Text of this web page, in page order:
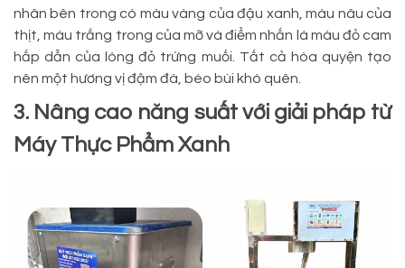
nhân bên trong có màu vàng của đậu xanh, màu nâu của
thịt, màu trắng trong của mỡ và điểm nhấn là màu đỏ cam
hấp dẫn của lòng đỏ trứng muối. Tất cả hòa quyện tạo
nên một hương vị đậm đà, béo bùi khó quên.
3. Nâng cao năng suất với giải pháp từ
Máy Thực Phẩm Xanh